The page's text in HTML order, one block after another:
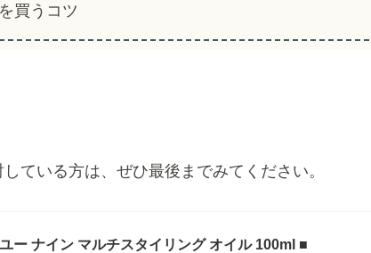
買うコツ
ている方は、ぜひ最後までみてください。
ユー ナイン マルチスタイリング オイル 100ml ■